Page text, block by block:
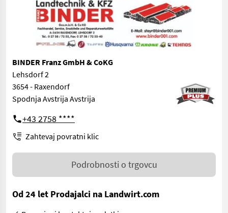
BINDER Franz GmbH & CoKG
Lehsdorf 2
3654 - Raxendorf
Spodnja Avstrija Avstrija
+43 2758 ****
Zahtevaj povratni klic
Podrobnosti o trgovcu
Od 24 let Prodajalci na Landwirt.com